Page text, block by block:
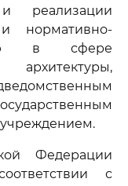
реализации
и нормативно-
в сфере
Федерации
с